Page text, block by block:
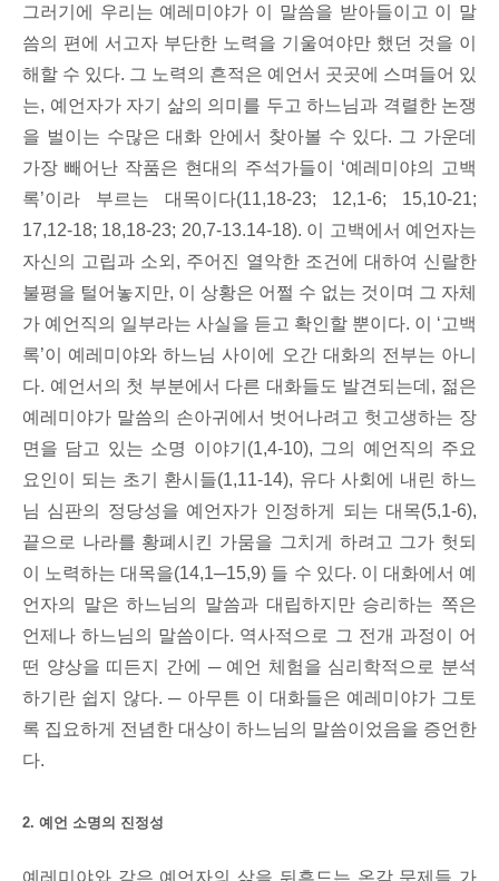
그러기에 우리는 예레미야가 이 말씀을 받아들이고 이 말
씀의 편에 서고자 부단한 노력을 기울여야만 했던 것을 이
해할 수 있다. 그 노력의 흔적은 예언서 곳곳에 스며들어 있
는, 예언자가 자기 삶의 의미를 두고 하느님과 격렬한 논쟁
을 벌이는 수많은 대화 안에서 찾아볼 수 있다. 그 가운데
가장 빼어난 작품은 현대의 주석가들이 ‘예레미야의 고백
록’이라 부르는 대목이다(11,18-23; 12,1-6; 15,10-21;
17,12-18; 18,18-23; 20,7-13.14-18). 이 고백에서 예언자는
자신의 고립과 소외, 주어진 열악한 조건에 대하여 신랄한
불평을 털어놓지만, 이 상황은 어쩔 수 없는 것이며 그 자체
가 예언직의 일부라는 사실을 듣고 확인할 뿐이다. 이 ‘고백
록’이 예레미야와 하느님 사이에 오간 대화의 전부는 아니
다. 예언서의 첫 부분에서 다른 대화들도 발견되는데, 젊은
예레미야가 말씀의 손아귀에서 벗어나려고 헛고생하는 장
면을 담고 있는 소명 이야기(1,4-10), 그의 예언직의 주요
요인이 되는 초기 환시들(1,11-14), 유다 사회에 내린 하느
님 심판의 정당성을 예언자가 인정하게 되는 대목(5,1-6),
끝으로 나라를 황폐시킨 가뭄을 그치게 하려고 그가 헛되
이 노력하는 대목을(14,1─15,9) 들 수 있다. 이 대화에서 예
언자의 말은 하느님의 말씀과 대립하지만 승리하는 쪽은
언제나 하느님의 말씀이다. 역사적으로 그 전개 과정이 어
떤 양상을 띠든지 간에 ─ 예언 체험을 심리학적으로 분석
하기란 쉽지 않다. ─ 아무튼 이 대화들은 예레미야가 그토
록 집요하게 전념한 대상이 하느님의 말씀이었음을 증언한
다.
2. 예언 소명의 진정성
예레미야와 같은 예언자의 삶을 뒤흔드는 온갖 문제들 가